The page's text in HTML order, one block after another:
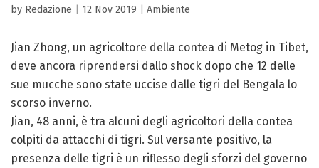
by Redazione 12 Nov 2019 Ambiente
Jian Zhong, un agricoltore della contea di Metog in Tibet,
deve ancora riprendersi dallo shock dopo che 12 delle
sue mucche sono state uccise dalle tigri del Bengala lo
scorso inverno.
Jian, 48 anni, è tra alcuni degli agricoltori della contea
colpiti da attacchi di tigri. Sul versante positivo, la
presenza delle tigri è un riflesso degli sforzi del governo